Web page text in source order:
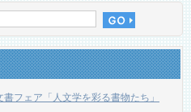
フェア「人文学を彩る書物たち」